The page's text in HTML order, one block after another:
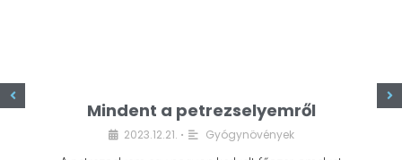
Mindent a petrezselyemről
2023.12.21. • Gyógynövények